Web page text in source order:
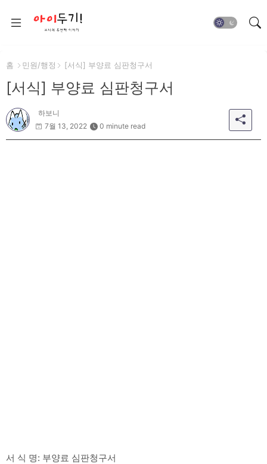
홈 민원/행정 [서식] 부양료 심판청구서
[서식] 부양료 심판청구서
하보니
7월 13, 2022
0 minute read
서 식 명: 부양료 심판청구서